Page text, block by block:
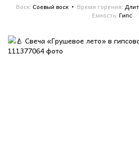
Воск Соевый воск Время горения
Емкость Гипс